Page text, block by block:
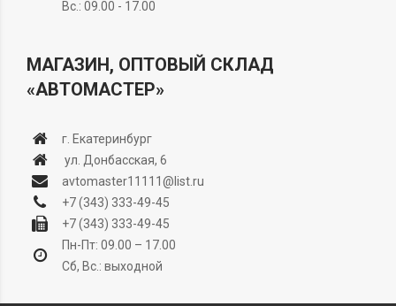
Вс.: 09.00 - 17.00
МАГАЗИН, ОПТОВЫЙ СКЛАД
«АВТОМАСТЕР»
г. Екатеринбург
ул. Донбасская, 6
avtomaster11111@list.ru
+7 (343) 333-49-45
+7 (343) 333-49-45
Пн-Пт: 09.00 – 17.00
Сб, Вс.: выходной